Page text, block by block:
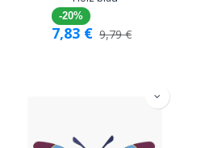
-20%
7,83 € 9,79€